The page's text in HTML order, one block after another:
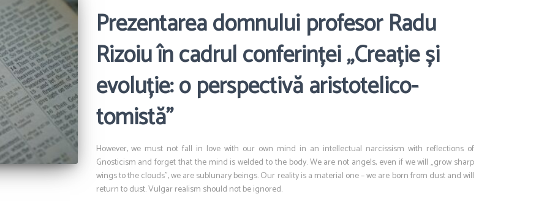
Prezentarea domnului profesor Radu
Rizoiu în cadrul conferinței „Creație și
evoluție: o perspectivă aristotelico-
tomistă”
However, we must not fall in love with our own mind in an intellectual narcissism with reflections of
Gnosticism and forget that the mind is welded to the body. We are not angels, even if we will „grow sharp
wings to the clouds”, we are sublunary beings. Our reality is a material one – we are born from dust and will
return to dust. Vulgar realism should not be ignored.